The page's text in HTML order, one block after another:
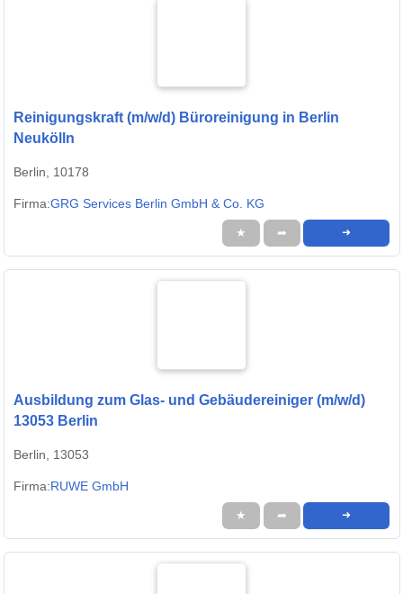
Reinigungskraft (m/w/d) Büroreinigung in Berlin
Neukölln
Berlin, 10178
Firma:GRG Services Berlin GmbH & Co. KG
★ ➦ ➜
Ausbildung zum Glas- und Gebäudereiniger (m/w/d)
13053 Berlin
Berlin, 13053
Firma:RUWE GmbH
★ ➦ ➜